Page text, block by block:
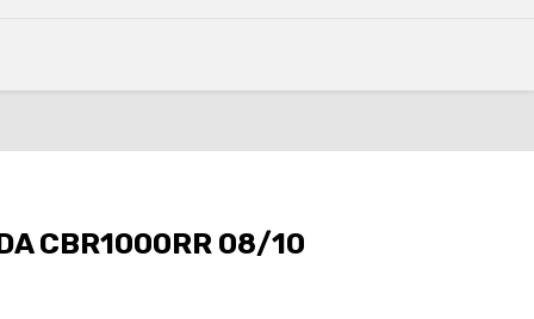
CBR1000RR 08/10